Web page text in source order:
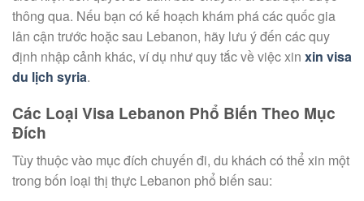
thông qua. Nếu bạn có kế hoạch khám phá các quốc gia
lân cận trước hoặc sau Lebanon, hãy lưu ý đến các quy
định nhập cảnh khác, ví dụ như quy tắc về việc xin xin visa
du lịch syria.
Các Loại Visa Lebanon Phổ Biến Theo Mục
Đích
Tùy thuộc vào mục đích chuyến đi, du khách có thể xin một
trong bốn loại thị thực Lebanon phổ biến sau: